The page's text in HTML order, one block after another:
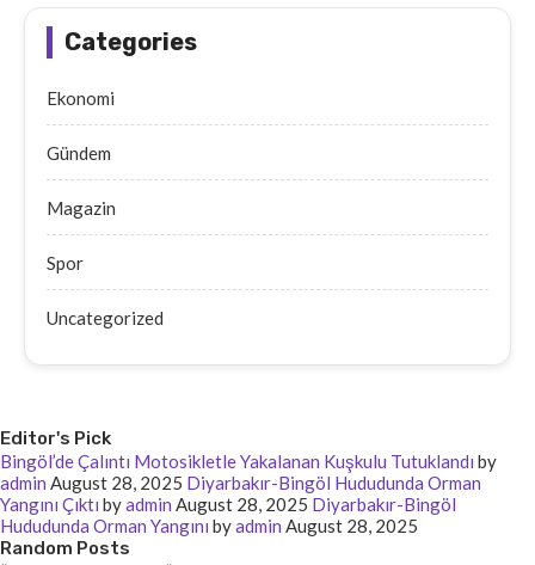
Categories
Ekonomi
Gündem
Magazin
Spor
Uncategorized
Editor's Pick
Bingöl’de Çalıntı Motosikletle Yakalanan Kuşkulu Tutuklandı by
admin August 28, 2025 Diyarbakır-Bingöl Hududunda Orman
Yangını Çıktı byadmin August 28, 2025 Diyarbakır-Bingöl
Hududunda Orman Yangını byadmin August 28, 2025
Random Posts